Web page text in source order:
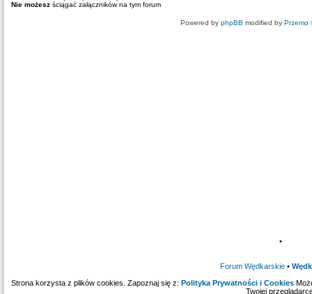
Nie możesz ściągać załączników na tym forum
Powered by phpBB modified by Przemo
•
Forum Wędkarskie•
Strona korzysta z plików cookies. Zapoznaj się z: Polityka Prywatności i Cookies
Twojej